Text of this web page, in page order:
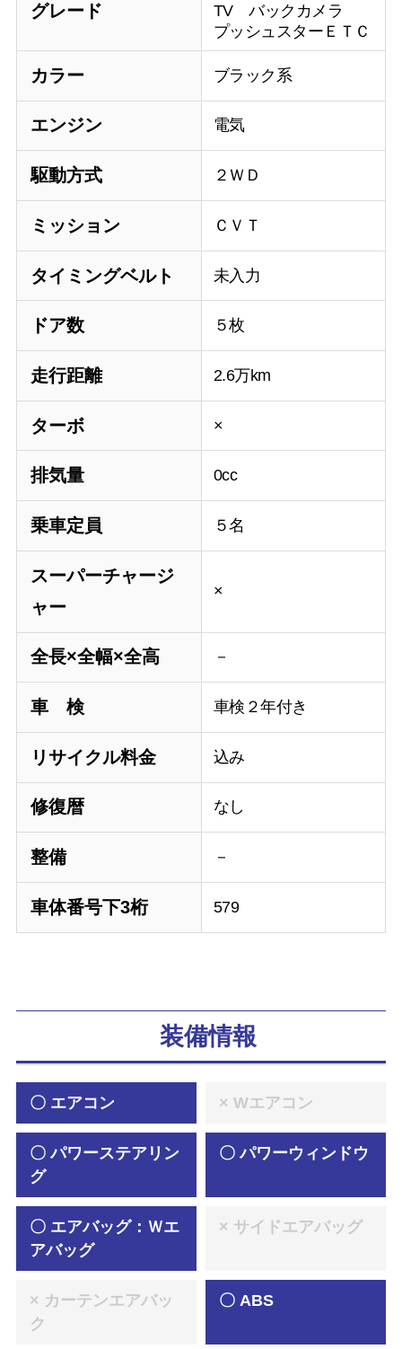
グレード
TV バックカメラ
プッシュスターＥＴＣ
カラー ブラック系
エンジン 電気
駆動方式 ２ＷＤ
ミッション ＣＶＴ
タイミングベルト 未入力
ドア数 ５枚
走行距離 2.6万km
ターボ ×
排気量 0cc
乗車定員 ５名
スーパーチャージ
ャー
×
全長×全幅×全高 －
車 検 車検２年付き
リサイクル料金 込み
修復暦 なし
整備 －
車体番号下3桁 579
装備情報
〇 エアコン × Wエアコン
〇 パワーステアリン
グ
〇 パワーウィンドウ
〇 エアバッグ：Ｗエ
アバッグ
× サイドエアバッグ
× カーテンエアバッ
ク
〇 ABS